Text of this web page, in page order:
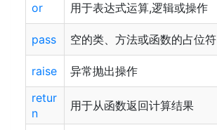
or 用于表达式运算,逻辑或操作
pass 空的类、方法或函数的占位符
raise
异常抛出操作
retur
n
用于从函数返回计算结果